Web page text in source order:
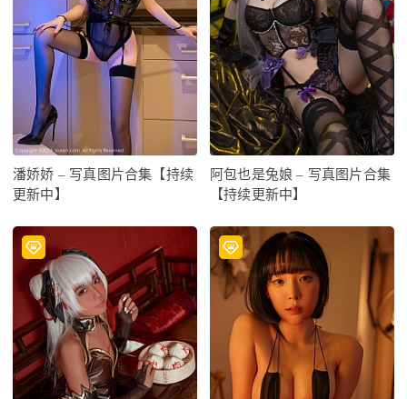
潘娇娇 – 写真图片合集【持续
更新中】
阿包也是兔娘 – 写真图片合集
【持续更新中】